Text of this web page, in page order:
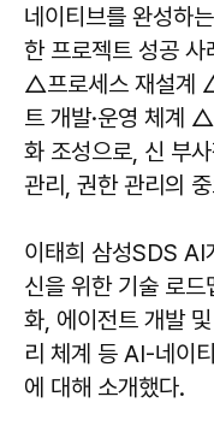
네이티브를 완성하
한 프로젝트 성공
△프로세스 재설계
트 개발·운영 체계
화 조성으로, 신 부
관리, 권한 관리의
이태희 삼성SDS AI
신을 위한 기술 로
화, 에이전트 개발
리 체계 등 AI-네이
에 대해 소개했다.